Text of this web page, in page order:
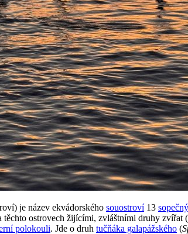
je název ekvádorského souostroví13
těchto ostrovech žijícími, zvláštními druhy
polokouli. Jde o druh tučňáka galapážského (